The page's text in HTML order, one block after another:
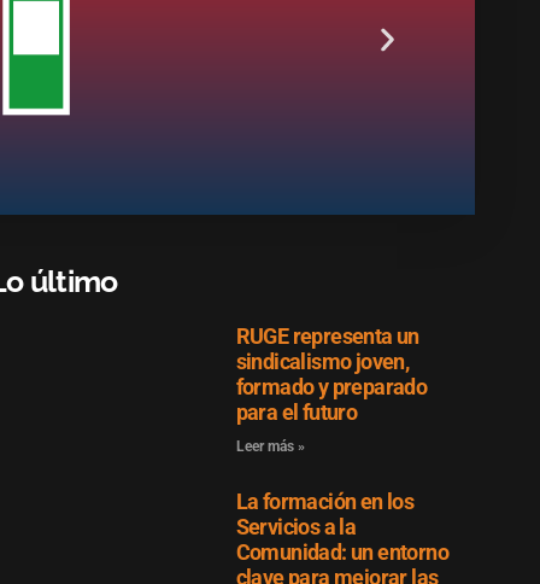
último
RUGE representa un
sindicalismo joven,
formado y preparado
para el futuro
Leer más »
La formación en los
Servicios a la
Comunidad: un entorno
clave para mejorar las